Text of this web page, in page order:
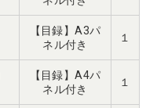
【目録】A3パ
ネル付き
１
【目録】A4パ
ネル付き
１